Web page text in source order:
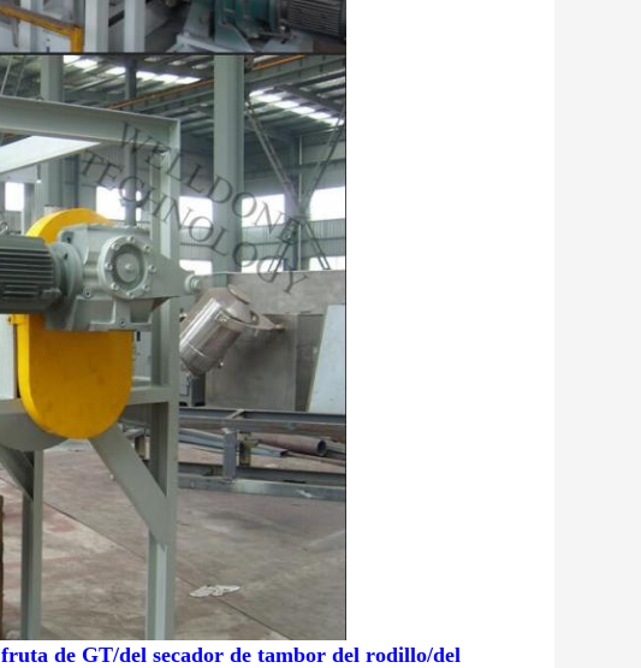
fruta de GT/del secador de tambor del rodillo/del